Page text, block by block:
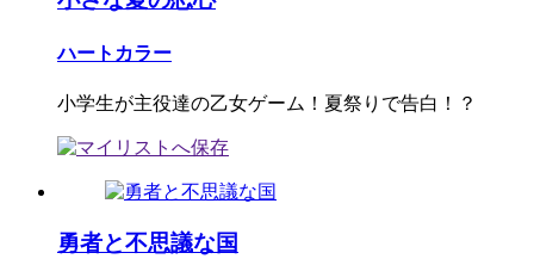
ハートカラー
小学生が主役達の乙女ゲーム！夏祭りで告白！？
勇者と不思議な国